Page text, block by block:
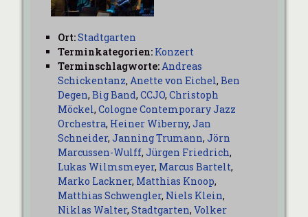
Ort:Stadtgarten
Terminkategorien: Konzert
Terminschlagworte:Andreas
Schickentanz, Anette von Eichel, Ben
Degen, Big Band, CCJO, Christoph
Möckel, Cologne Contemporary Jazz
Orchestra, Heiner Wiberny, Jan
Schneider, Janning Trumann, Jörn
Marcussen-Wulff, Jürgen Friedrich,
Lukas Wilmsmeyer, Marcus Bartelt,
Marko Lackner, Matthias Knoop,
Matthias Schwengler, Niels Klein,
Niklas Walter, Stadtgarten, Volker